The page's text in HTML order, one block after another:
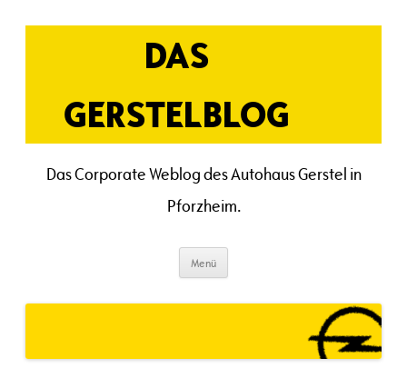
Inhalt
DAS
GERSTELBLOG
Das Corporate Weblog des Autohaus Gerstel in
Pforzheim.
Menü